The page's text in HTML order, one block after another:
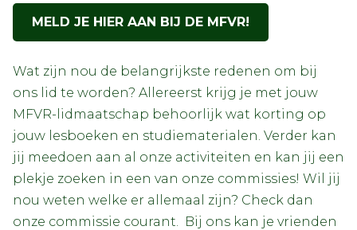
MELD JE HIER AAN BIJ DE MFVR!
Wat zijn nou de belangrijkste redenen om bij
ons lid te worden? Allereerst krijg je met jouw
MFVR-lidmaatschap behoorlijk wat korting op
jouw lesboeken en studiematerialen. Verder kan
jij meedoen aan al onze activiteiten en kan jij een
plekje zoeken in een van onze commissies! Wil jij
nou weten welke er allemaal zijn? Check dan
onze commissie courant. Bij ons kan je vrienden